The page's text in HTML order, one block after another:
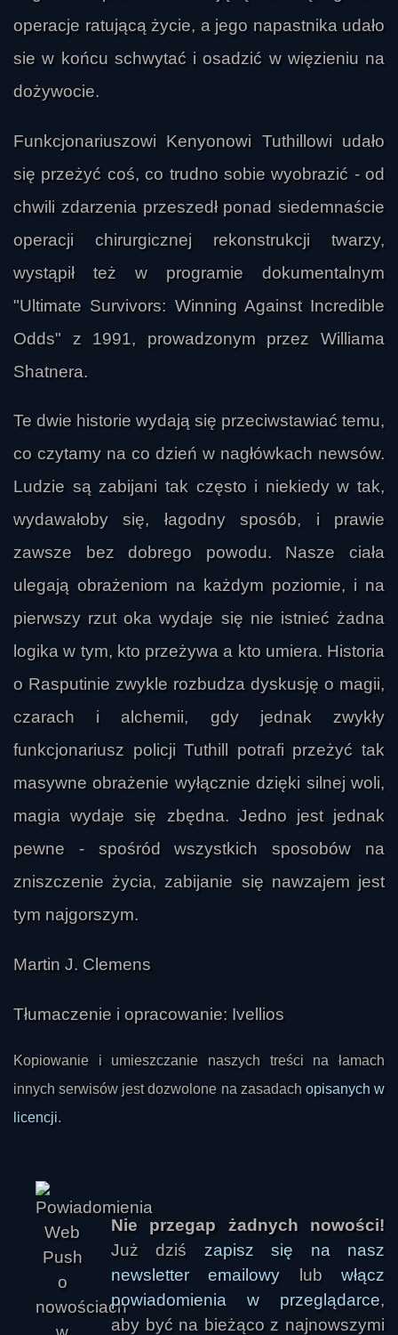
operacje ratującą życie, a jego napastnika udało
sie w końcu schwytać i osadzić w więzieniu na
dożywocie.
Funkcjonariuszowi Kenyonowi Tuthillowi udało
się przeżyć coś, co trudno sobie wyobrazić - od
chwili zdarzenia przeszedł ponad siedemnaście
operacji chirurgicznej rekonstrukcji twarzy,
wystąpił też w programie dokumentalnym
"Ultimate Survivors: Winning Against Incredible
Odds" z 1991, prowadzonym przez Williama
Shatnera.
Te dwie historie wydają się przeciwstawiać temu,
co czytamy na co dzień w nagłówkach newsów.
Ludzie są zabijani tak często i niekiedy w tak,
wydawałoby się, łagodny sposób, i prawie
zawsze bez dobrego powodu. Nasze ciała
ulegają obrażeniom na każdym poziomie, i na
pierwszy rzut oka wydaje się nie istnieć żadna
logika w tym, kto przeżywa a kto umiera. Historia
o Rasputinie zwykle rozbudza dyskusję o magii,
czarach i alchemii, gdy jednak zwykły
funkcjonariusz policji Tuthill potrafi przeżyć tak
masywne obrażenie wyłącznie dzięki silnej woli,
magia wydaje się zbędna. Jedno jest jednak
pewne - spośród wszystkich sposobów na
zniszczenie życia, zabijanie się nawzajem jest
tym najgorszym.
Martin J. Clemens
Tłumaczenie i opracowanie: Ivellios
Kopiowanie i umieszczanie naszych treści na łamach
innych serwisów jest dozwolone na zasadach opisanych w
licencji.
Nie przegap żadnych nowości!
Już dziś zapisz się na nasz
newsletter emailowy lubwłącz
powiadomienia w przeglądarce,
aby być na bieżąco z najnowszymi